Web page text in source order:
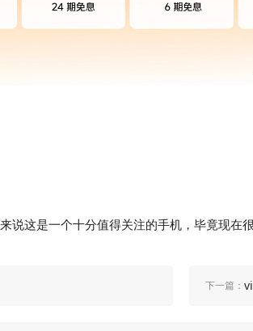
这是一个十分值得关注的手机，毕竟现
下一篇：